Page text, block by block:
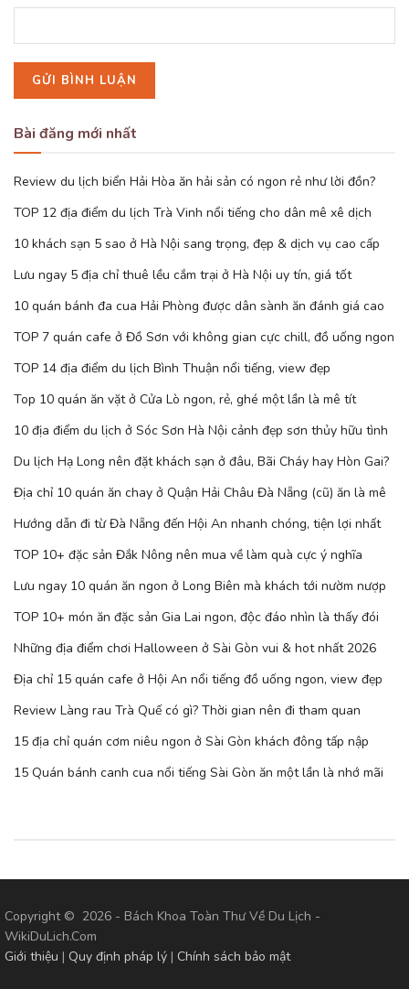
Bài đăng mới nhất
Review du lịch biển Hải Hòa ăn hải sản có ngon rẻ như lời đồn?
TOP 12 địa điểm du lịch Trà Vinh nổi tiếng cho dân mê xê dịch
10 khách sạn 5 sao ở Hà Nội sang trọng, đẹp & dịch vụ cao cấp
Lưu ngay 5 địa chỉ thuê lều cắm trại ở Hà Nội uy tín, giá tốt
10 quán bánh đa cua Hải Phòng được dân sành ăn đánh giá cao
TOP 7 quán cafe ở Đồ Sơn với không gian cực chill, đồ uống ngon
TOP 14 địa điểm du lịch Bình Thuận nổi tiếng, view đẹp
Top 10 quán ăn vặt ở Cửa Lò ngon, rẻ, ghé một lần là mê tít
10 địa điểm du lịch ở Sóc Sơn Hà Nội cảnh đẹp sơn thủy hữu tình
Du lịch Hạ Long nên đặt khách sạn ở đâu, Bãi Cháy hay Hòn Gai?
Địa chỉ 10 quán ăn chay ở Quận Hải Châu Đà Nẵng (cũ) ăn là mê
Hướng dẫn đi từ Đà Nẵng đến Hội An nhanh chóng, tiện lợi nhất
TOP 10+ đặc sản Đắk Nông nên mua về làm quà cực ý nghĩa
Lưu ngay 10 quán ăn ngon ở Long Biên mà khách tới nườm nượp
TOP 10+ món ăn đặc sản Gia Lai ngon, độc đáo nhìn là thấy đói
Những địa điểm chơi Halloween ở Sài Gòn vui & hot nhất 2026
Địa chỉ 15 quán cafe ở Hội An nổi tiếng đồ uống ngon, view đẹp
Review Làng rau Trà Quế có gì? Thời gian nên đi tham quan
15 địa chỉ quán cơm niêu ngon ở Sài Gòn khách đông tấp nập
15 Quán bánh canh cua nổi tiếng Sài Gòn ăn một lần là nhớ mãi
Copyright © 2026 - Bách Khoa Toàn Thư Về Du Lịch -
WikiDuLich.Com
Giới thiệu | Quy định pháp lý | Chính sách bảo mật